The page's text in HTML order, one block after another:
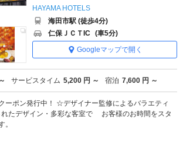
HAYAMA HOTELS
海田市駅 (徒歩4分)
仁保ＪＣＴIC (車5分)
Googleマップで開く
サービスタイム 5,200 円 ～ 宿泊 7,600 円 ～
ーポン発行中！ ☆デザイナー監修によるバラエティ
たデザイン・多彩な客室で お客様のお時間をスタ
。